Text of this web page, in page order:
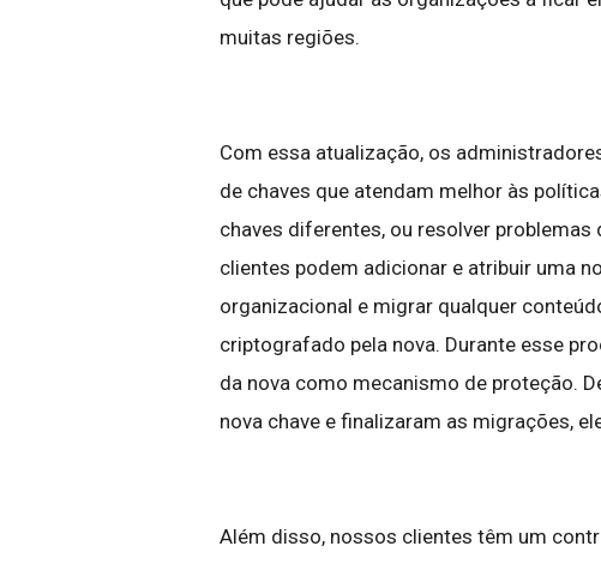
muitas regiões.
Com essa atualização, os
de chaves que atendam melhor às
chaves diferentes, ou resolver
clientes podem adicionar e atribuir uma
organizacional e migrar qualquer
criptografado pela nova. Durante esse
da nova como mecanismo de proteção.
nova chave e finalizaram as migrações,
Além disso, nossos clientes têm um